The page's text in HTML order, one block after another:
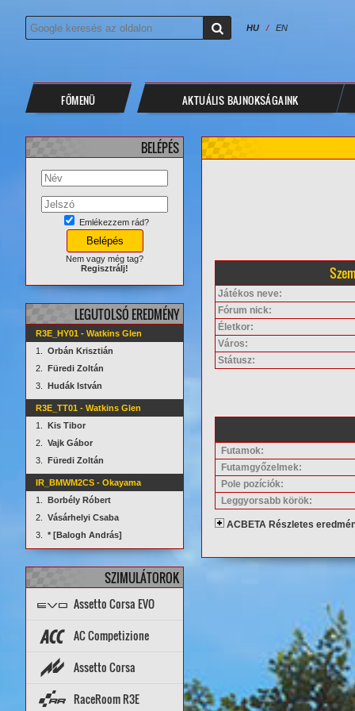
HU / EN
FŐMENÜ AKTUÁLIS BAJNOKSÁGAINK
Játékos neve:
Fórum nick:
Életkor:
Város:
Státusz:
Futamok:
Futamgyőzelmek:
Pole pozíciók:
Leggyorsabb körök:
ACBETA Részletes
BELÉPÉS
Emlékezzem rád?
Nem vagy még tag?
Regisztrálj!
LEGUTOLSÓ EREDMÉNY
R3E_HY01 - Watkins Glen
1. Orbán Krisztián
2. Füredi Zoltán
3. Hudák István
R3E_TT01 - Watkins Glen
1. Kis Tibor
2. Vajk Gábor
3. Füredi Zoltán
IR_BMWM2CS - Okayama
1. Borbély Róbert
2. Vásárhelyi Csaba
3. * [Balogh András]
SZIMULÁTOROK
Assetto Corsa EVO
AC Competizione
Topik
PÁLYA REKORDOK
AUTÓK
Dedi szerverek
Dedi stat
Assetto Corsa
Rank App
AUTÓK
PÁLYÁK
STATISZTIKÁK
RaceRoom R3E